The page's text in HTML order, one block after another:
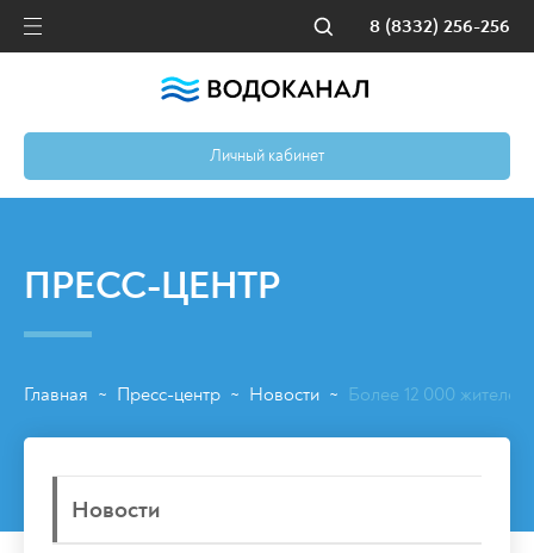
8 (8332) 256-256
Личный кабинет
ПРЕСС-ЦЕНТР
Главная ~ Пресс-центр ~ Новости ~ Более 12 000
Новости